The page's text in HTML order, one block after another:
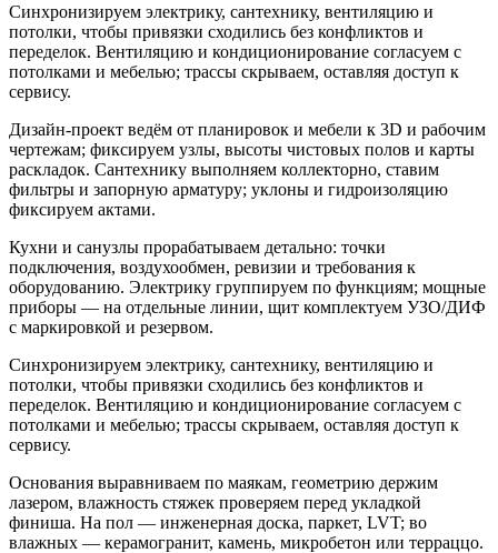
Синхронизируем электрику, сантехнику, вентиляцию и
потолки, чтобы привязки сходились без конфликтов и
переделок. Вентиляцию и кондиционирование согласуем с
потолками и мебелью; трассы скрываем, оставляя доступ к
сервису.
Дизайн‑проект ведём от планировок и мебели к 3D и рабочим
чертежам; фиксируем узлы, высоты чистовых полов и карты
раскладок. Сантехнику выполняем коллекторно, ставим
фильтры и запорную арматуру; уклоны и гидроизоляцию
фиксируем актами.
Кухни и санузлы прорабатываем детально: точки
подключения, воздухообмен, ревизии и требования к
оборудованию. Электрику группируем по функциям; мощные
приборы — на отдельные линии, щит комплектуем УЗО/ДИФ
с маркировкой и резервом.
Синхронизируем электрику, сантехнику, вентиляцию и
потолки, чтобы привязки сходились без конфликтов и
переделок. Вентиляцию и кондиционирование согласуем с
потолками и мебелью; трассы скрываем, оставляя доступ к
сервису.
Основания выравниваем по маякам, геометрию держим
лазером, влажность стяжек проверяем перед укладкой
финиша. На пол — инженерная доска, паркет, LVT; во
влажных — керамогранит, камень, микробетон или терраццо.